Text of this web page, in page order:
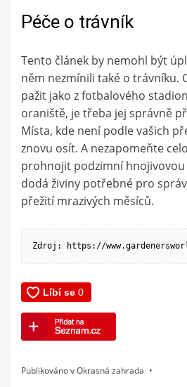
Péče o trávník
Tento článek by nemohl být
něm nezmínili také o trávníku.
pažit jako z fotbalového
oraniště, je třeba jej správně
Místa, kde není podle vašich
znovu osít. A nezapomeňte
prohnojit podzimní hnojivovou
dodá živiny potřebné pro
přežití mrazivých měsíců.
Zdroj: https://
Publikováno vOkrasná zahrada